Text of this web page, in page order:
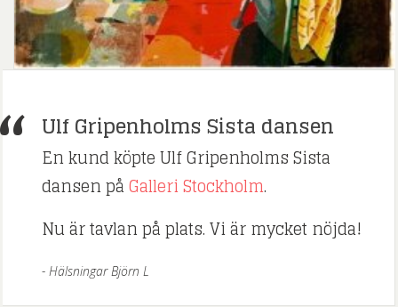
Ulf Gripenholms Sista dansen
En kund köpte Ulf Gripenholms Sista
dansen påGalleri Stockholm.
Nu är tavlan på plats. Vi är mycket nöjda!
Hälsningar Björn L